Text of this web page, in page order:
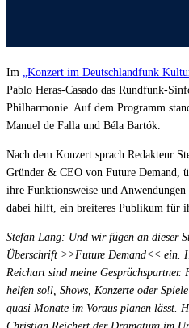
Prisma
Für Marketing-Teams &
Produkte & Preise vergleichen
USE CASES
Agenturen
Hotels & Regionen
Interne Teams
Im „Konzert im Deutschlandfunk
Pablo Heras-Casado das Rundfunk-
Philharmonie. Auf dem Programm
Manuel de Falla und Béla Bartók.
Nach dem Konzert sprach Redakteur
Gründer & CEO von Future Demand,
ihre Funktionsweise und
dabei hilft, ein breiteres Publikum für
Stefan Lang: Und wir fügen an dieser
Überschrift >>Future Demand<< ein.
Reichart sind meine
helfen soll, Shows, Konzerte oder
quasi Monate im Voraus planen lässt.